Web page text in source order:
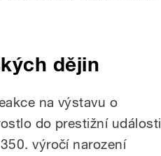
dějin
na výstavu o
do prestižní události
výročí narození